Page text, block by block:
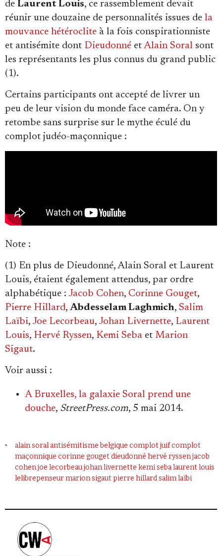
Faire un don
de Laurent Louis, ce rassemblement devait
réunir une douzaine de personnalités issues de la
mouvance hétéroclite à la fois conspirationniste
et antisémite dont Dieudonné et Alain Soral sont
les représentants les plus connus du grand public
(1).
Certains participants ont accepté de livrer un
peu de leur vision du monde face caméra. On y
retombe sans surprise sur le mythe éculé du
complot judéo-maçonnique :
Note :
(1) En plus de Dieudonné, Alain Soral et Laurent
Louis, étaient également attendus, par ordre
alphabétique : Jacob Cohen, Corinne Gouget,
Pierre Hillard, Abdesselam Laghmich, Salim
Laïbi, Joe Lecorbeau, Johan Livernette, Laurent
Louis, Hervé Ryssen, Kemi Seba et Marion
Sigaut.
Voir aussi :
A Bruxelles, la galaxie Soral prend une
douche, StreetPress.com, 5 mai 2014.
alain soral antisémitisme belgique complot juifcomplot
maçonnique corinne gougetdieudonné hervé ryssenjacob
cohenjoe lecorbeaujohan livernette kemi sebalaurent louis
lelibrepenseurmarion sigautpierre hillardsalim laïbi